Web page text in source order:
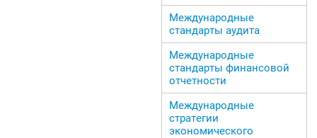
Международные
стандарты аудита
Международные
стандарты финансовой
отчетности
Международные
стратегии
экономического